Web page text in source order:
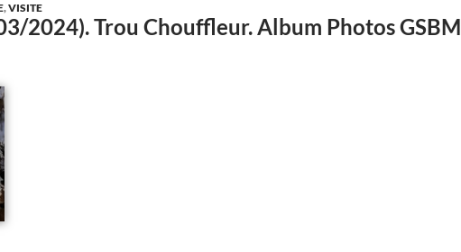
,VISITE
2024). Trou Chouffleur. Album Photos GSBM